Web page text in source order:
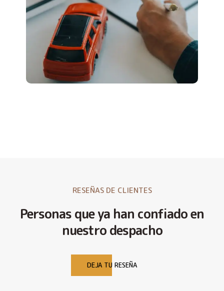
RESEÑAS DE CLIENTES
Personas que ya han confiado en
nuestro despacho
DEJA TU RESEÑA